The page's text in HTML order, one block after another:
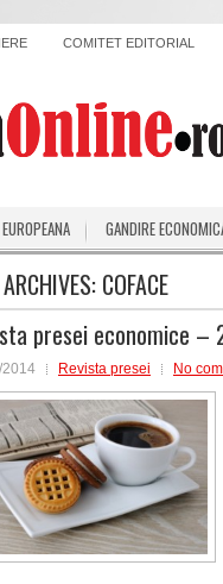
COMITET EDITORIAL
GANDIRE
COFACE
presei economice –
Revista presei No